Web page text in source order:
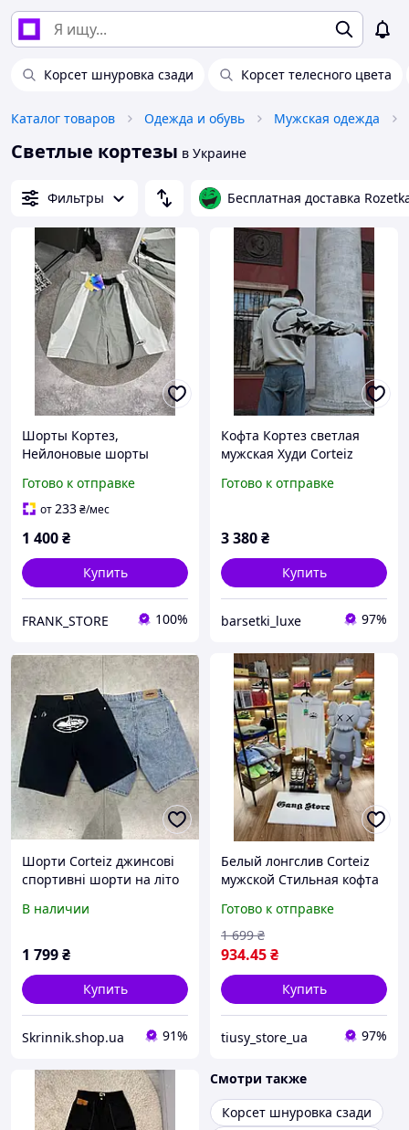
Корсет шнуровка сзади Корсет телесного цвета
Каталог товаров Одежда и обувь Мужская одежда
Светлые кортезы в Украине
Фильтры Бесплатная доставка
Шорты Кортез,
Нейлоновые шорты
светлом цвете
Готово к отправке
от233₴/мес
1 400₴
Купить
FRANK_STORE 100%
Кофта Кортез светлая
мужская Худи Corteiz
Спортивная кофта кортез
принтомS-L
Готово к отправке
3 380₴
Купить
barsetki_luxe 97%
Шорти Corteiz джинсові
спортивні шорти на літо
шорти Літні Corteiz
В наличии
1 799₴
Купить
Skrinnik.shop.ua 91%
Белый лонгслив Corteiz
мужской Стильная кофта
Унисекс лонгслив для
повседневного образа
Готово к отправке
934.45₴
1 699 ₴
Купить
tiusy_store_ua 97%
Смотри также
Корсет шнуровка сзади